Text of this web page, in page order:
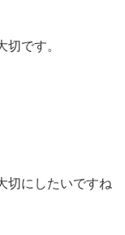
です。
切にしたいですね